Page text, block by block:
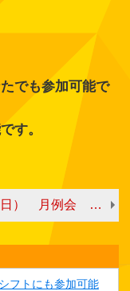
でも参加可能で
す。
11/30（日） 月例会 第②シフト ※第1シフトにも参加可能
トにも参加可能